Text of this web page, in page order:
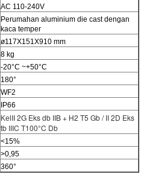
AC 110-240V
Perumahan aluminium die cast dengan
kaca temper
ø117X151X910 mm
8 kg
-20°C ~+50°C
180°
WF2
IP66
KelII 2G Eks db IIB + H2 T5 Gb / II 2D Eks
tb IIIC T100°C Db
<15%
>0,95
360°